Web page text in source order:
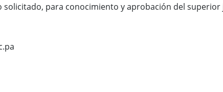
para conocimiento y aprobación del